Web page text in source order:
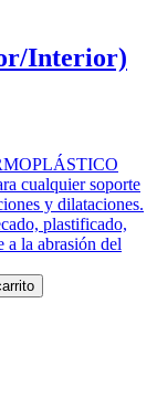
Interior)
cualquier soporte
y dilataciones.
plastificado,
a la abrasión del